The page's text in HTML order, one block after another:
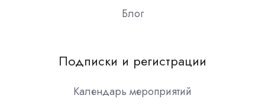
Блог
Подписки и регистрации
Календарь мероприятий